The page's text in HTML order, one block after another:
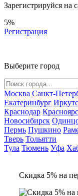
Зарегистрируйся на
5%
Регистрация
Выберите город
Москва Санкт-
Екатеринбург
Краснодар
Новосибирск
Пермь Пушкино
Тверь Тольятти
Тула Тюмень Уфа
Скидка 5% на